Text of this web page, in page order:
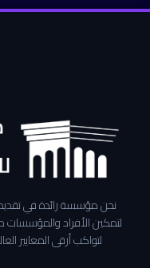
نحن مؤسسة رائدة في تقديم
لتمكين الأفراد
لتواكب أرقى المعايير